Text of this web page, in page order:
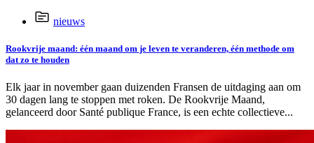
nieuws
Rookvrije maand: één maand om je leven te veranderen, één methode om
dat zo te houden
Elk jaar in november gaan duizenden Fransen de uitdaging aan om
30 dagen lang te stoppen met roken. De Rookvrije Maand,
gelanceerd door Santé publique France, is een echte collectieve...